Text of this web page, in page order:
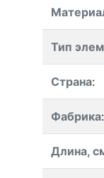
Тип
Страна:
Фабрика:
Длина,